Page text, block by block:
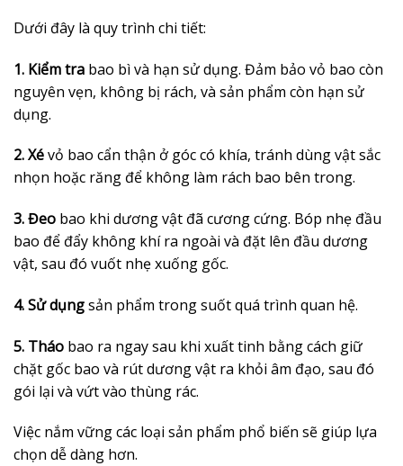
Dưới đây là quy trình chi tiết:
1. Kiểm tra bao bì và hạn sử dụng. Đảm bảo vỏ bao còn
nguyên vẹn, không bị rách, và sản phẩm còn hạn sử
dụng.
2. Xévỏ bao cẩn thận ở góc có khía, tránh dùng vật sắc
nhọn hoặc răng để không làm rách bao bên trong.
3. Đeo bao khi dương vật đã cương cứng. Bóp nhẹ đầu
bao để đẩy không khí ra ngoài và đặt lên đầu dương
vật, sau đó vuốt nhẹ xuống gốc.
4. Sử dụngsản phẩm trong suốt quá trình quan hệ.
5. Tháo bao ra ngay sau khi xuất tinh bằng cách giữ
chặt gốc bao và rút dương vật ra khỏi âm đạo, sau đó
gói lại và vứt vào thùng rác.
Việc nắm vững các loại sản phẩm phổ biến sẽ giúp lựa
chọn dễ dàng hơn.